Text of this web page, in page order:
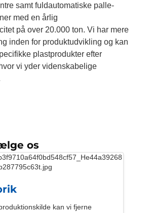
samt fuldautomatiske palle-
med en årlig
på over 20.000 ton. Vi har mere
inden for produktudvikling og kan
plastprodukter efter
vi yder videnskabelige
os
kan vi fjerne